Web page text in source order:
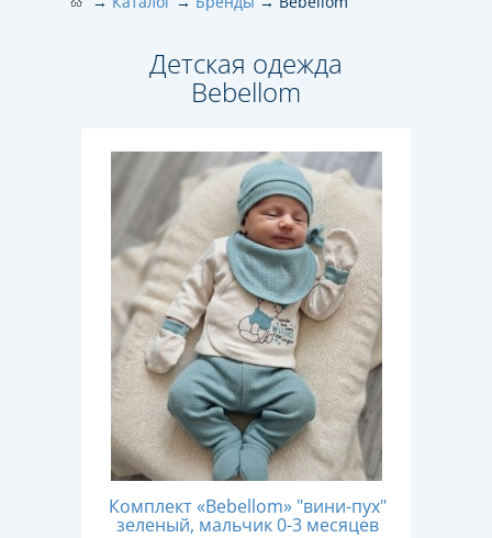
Детская одежда
Bebellom
Комплект «Bebellom» "вини-пух"
зеленый, мальчик 0-3 месяцев